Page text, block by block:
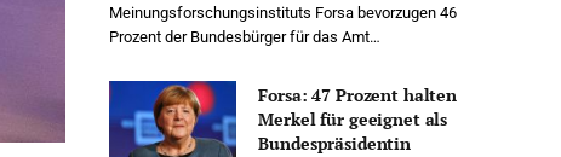
Meinungsforschungsinstituts Forsa bevorzugen 46
Prozent der Bundesbürger für das Amt…
Forsa: 47 Prozent halten
Merkel für geeignet als
Bundespräsidentin